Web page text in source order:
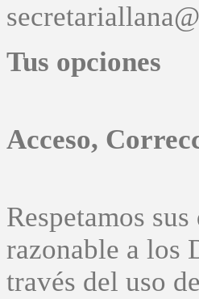
Tus opciones
Acceso,
Respetamos
razonable a los
través del uso